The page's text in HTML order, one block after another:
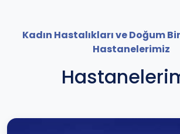
Kadın Hastalıkları ve Doğum
Hastanelerimiz